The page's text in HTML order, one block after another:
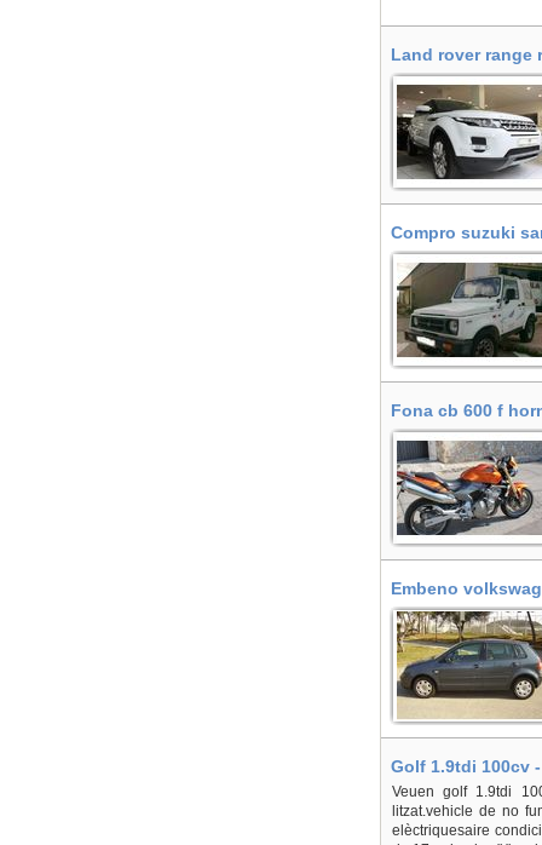
Land rover range
Compro suzuki
Fona cb 600 f
Embeno
Golf 1.9tdi 100cv
Veuen golf 1.9tdi
litzat.vehicle de no
elèctriquesaire